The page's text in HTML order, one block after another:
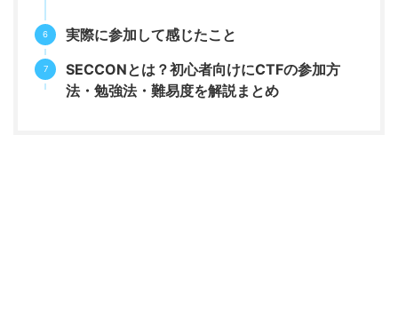
実際に参加して感じたこと
SECCONとは？初心者向けにCTFの参加方
法・勉強法・難易度を解説まとめ